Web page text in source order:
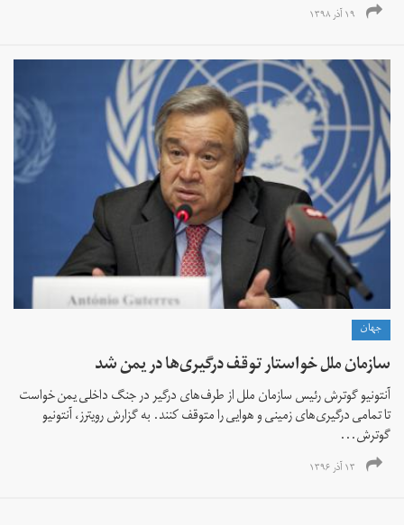
۱۹ آذر ۱۳۹۸
جهان
سازمان ملل خواستار توقف درگیری‌ها در یمن شد
آنتونیو گوترش رئیس سازمان ملل از طرف‌های درگیر در جنگ داخلی یمن خواست
تا تمامی درگیری‌های زمینی و هوایی را متوقف کنند. به گزارش رویترز، آنتونیو
گوترش...
۱۳ آذر ۱۳۹۶